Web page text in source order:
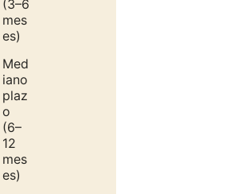
(3–6
mes
es)
Med
iano
plaz
o
(6–
12
mes
es)